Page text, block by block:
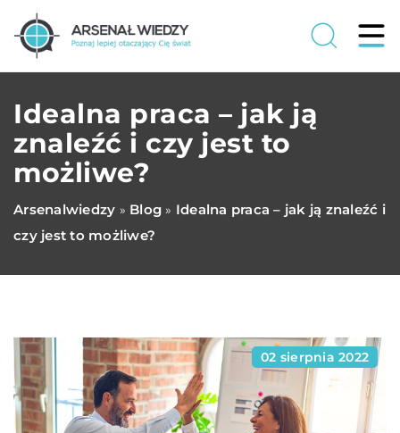
Idealna praca – jak ją
znaleźć i czy jest to
możliwe?
Arsenalwiedzy » Blog » Idealna praca – jak ją znaleźć i
czy jest to możliwe?
02 sierpnia 2022